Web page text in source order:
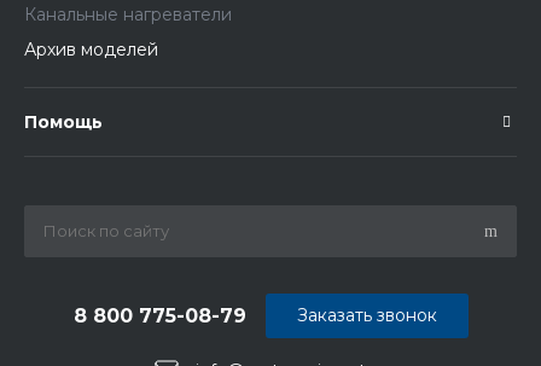
Канальные нагреватели
Архив моделей
Помощь
8 800 775-08-79 Заказать звонок